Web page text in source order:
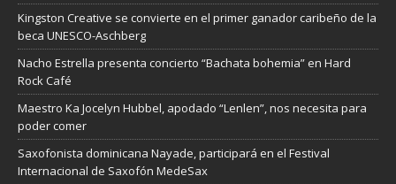
Kingston Creative se convierte en el primer ganador caribeño de la
beca UNESCO-Aschberg
Nacho Estrella presenta concierto “Bachata bohemia” en Hard
Rock Café
Maestro Ka Jocelyn Hubbel, apodado “Lenlen”, nos necesita para
poder comer
Saxofonista dominicana Nayade, participará en el Festival
Internacional de Saxofón MedeSax